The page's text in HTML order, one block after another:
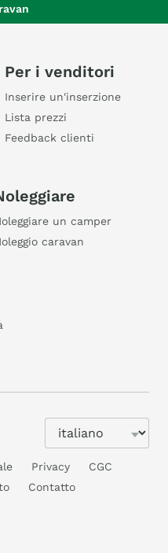
Per i venditori
Inserire un'inserzione
Lista prezzi
Feedback clienti
un camper
caravan
Privacy
CGC
Contatto